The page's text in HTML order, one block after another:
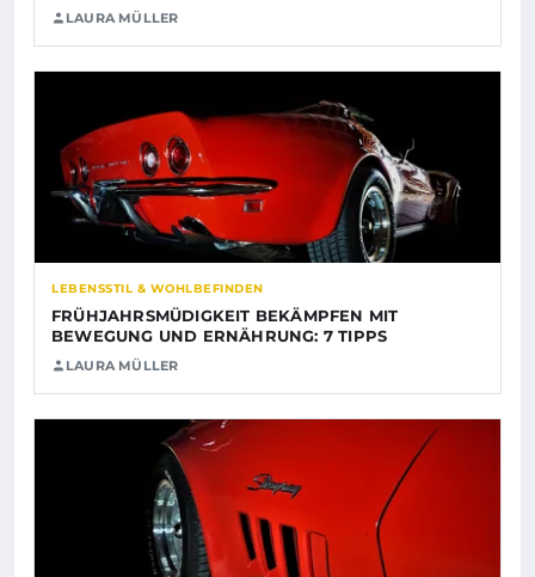
LAURA MÜLLER
LEBENSSTIL & WOHLBEFINDEN
FRÜHJAHRSMÜDIGKEIT BEKÄMPFEN MIT
BEWEGUNG UND ERNÄHRUNG: 7 TIPPS
LAURA MÜLLER